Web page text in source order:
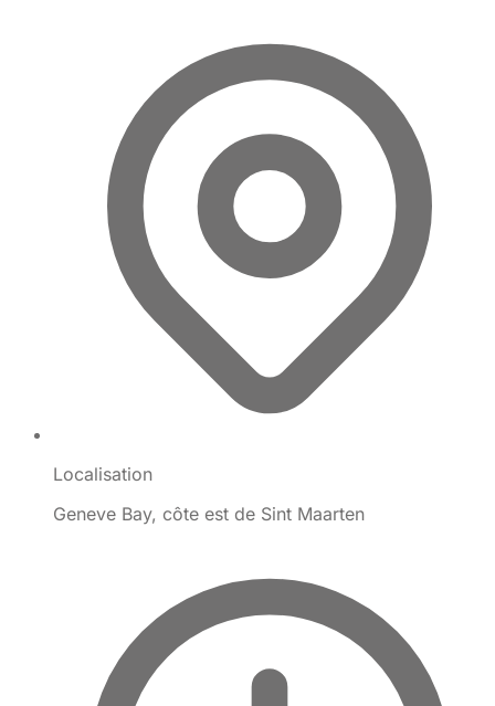
Localisation
Geneve Bay, côte est de Sint Maarten